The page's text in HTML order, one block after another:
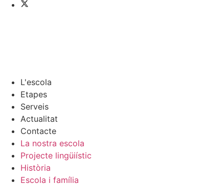
L'escola
Etapes
Serveis
Actualitat
Contacte
La nostra escola
Projecte lingüiístic
Història
Escola i família